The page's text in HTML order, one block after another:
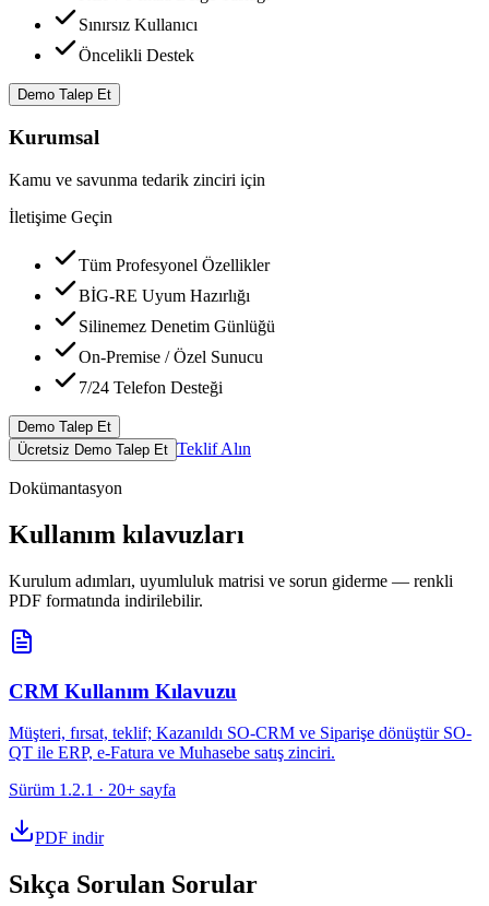
Sınırsız Kullanıcı
Öncelikli Destek
Demo Talep Et
Kurumsal
Kamu ve savunma tedarik zinciri için
İletişime Geçin
Tüm Profesyonel Özellikler
BİG-RE Uyum Hazırlığı
Silinemez Denetim Günlüğü
On-Premise / Özel Sunucu
7/24 Telefon Desteği
Demo Talep Et
Ücretsiz Demo Talep Et Teklif Alın
Dokümantasyon
Kullanım kılavuzları
Kurulum adımları, uyumluluk matrisi ve sorun giderme — renkli
PDF formatında indirilebilir.
CRM Kullanım Kılavuzu
Müşteri, fırsat, teklif; Kazanıldı SO-CRM ve Siparişe dönüştür SO-
QT ile ERP, e-Fatura ve Muhasebe satış zinciri.
Sürüm 1.2.1 · 20+ sayfa
PDF indir
Sıkça Sorulan Sorular